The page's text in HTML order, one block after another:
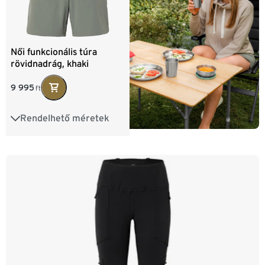
Női funkcionális túra
rövidnadrág, khaki
9 995 Ft
Rendelhető méretek
36 38 40 42